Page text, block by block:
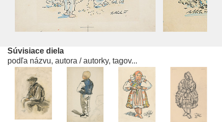
Súvisiace diela
podľa názvu, autora / autorky, tagov...